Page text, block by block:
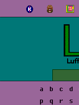
a b c d
p
q r s